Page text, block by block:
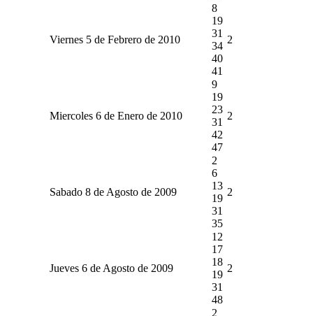
Viernes 5 de Febrero de 2010
8
19
31
34
40
41
2
Miercoles 6 de Enero de 2010
9
19
23
31
42
47
2
Sabado 8 de Agosto de 2009
2
6
13
19
31
35
2
Jueves 6 de Agosto de 2009
12
17
18
19
31
48
2
2